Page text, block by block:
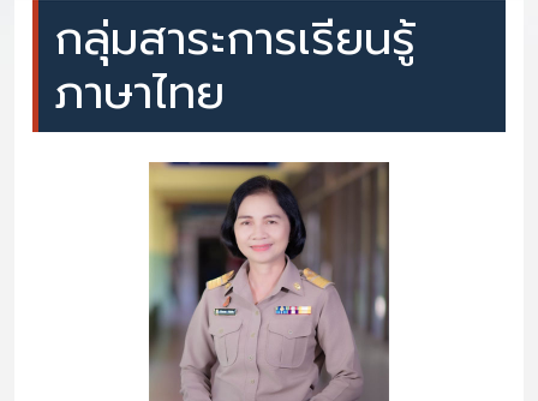
กลุ่มสาระการเรียนรู้
ภาษาไทย